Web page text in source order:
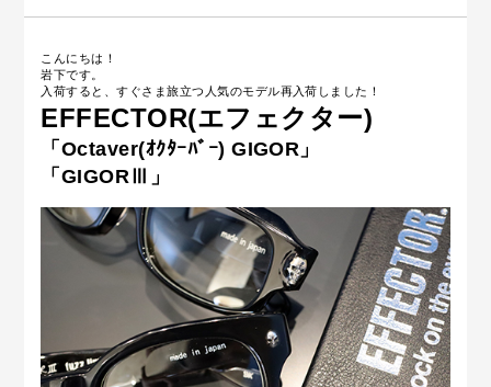
こんにちは！
岩下です。
入荷すると、すぐさま旅立つ人気のモデル再入荷しました！
EFFECTOR(エフェクター)
「Octaver(ｵｸﾀｰﾊﾞｰ) GIGOR」
「GIGORⅢ」